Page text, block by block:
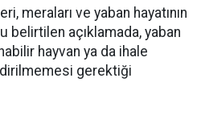
meraları ve yaban hayatının
belirtilen açıklamada, yaban
hayvan ya da ihale
gerektiği